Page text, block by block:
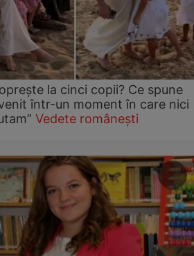
la cinci copii? Ce spune
într-un moment în care nici
Vedete românești